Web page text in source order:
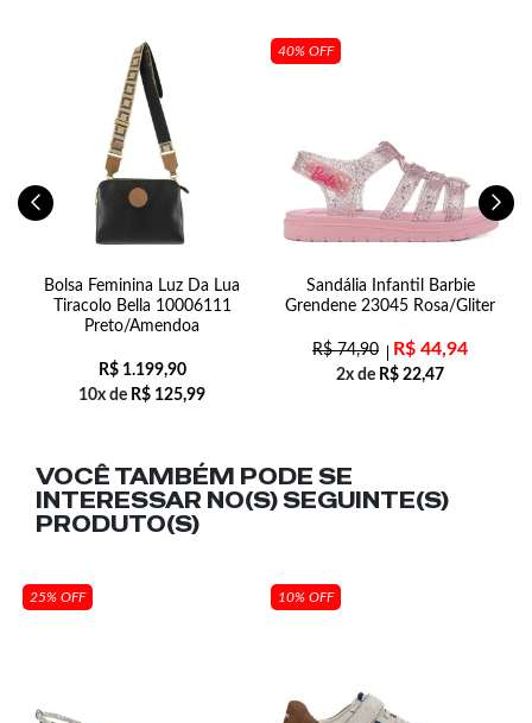
Bolsa Feminina Luz Da Lua
Tiracolo Bella 10006111
Preto/Amendoa
R$1.199,90
10x de R$ 125,99
40% OFF
Sandália Infantil Barbie
Grendene 23045 Rosa/Gliter
R$74,90 R$ 44,94
2x de R$ 22,47
VOCÊ TAMBÉM PODE SE
INTERESSAR NO(S) SEGUINTE(S)
PRODUTO(S)
25% OFF 10% OFF